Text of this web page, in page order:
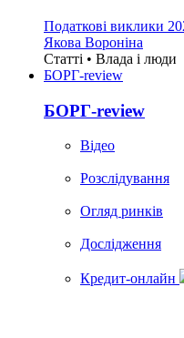
Податкові виклики
Якова Вороніна
Статті • Влада i люди
БОРГ-review
БОРГ-review
Вiдео
Розслідування
Огляд ринків
Дослідження
Кредит-онлайн